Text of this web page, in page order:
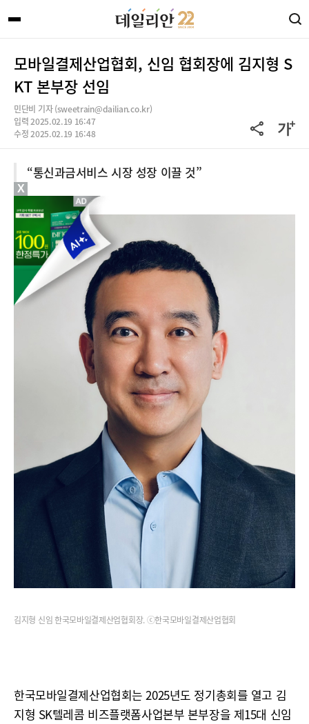
모바일결제산업협회, 신임 협회장에 김지형 S
KT 본부장 선임
민단비 기자 (sweetrain@dailian.co.kr)
입력 2025.02.19 16:47
수정 2025.02.19 16:48
“통신과금서비스 시장 성장 이끌 것”
김지형 신임 한국모바일결제산업협회장. ⓒ한국모바일결제산업협회
한국모바일결제산업협회는 2025년도 정기총회를 열고 김
지형 SK텔레콤 비즈플랫폼사업본부 본부장을 제15대 신임
X